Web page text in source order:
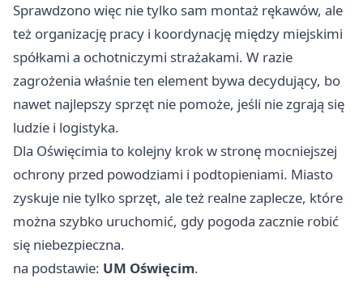
Sprawdzono więc nie tylko sam montaż rękawów, ale
też organizację pracy i koordynację między miejskimi
spółkami a ochotniczymi strażakami. W razie
zagrożenia właśnie ten element bywa decydujący, bo
nawet najlepszy sprzęt nie pomoże, jeśli nie zgrają się
ludzie i logistyka.
Dla Oświęcimia to kolejny krok w stronę mocniejszej
ochrony przed powodziami i podtopieniami. Miasto
zyskuje nie tylko sprzęt, ale też realne zaplecze, które
można szybko uruchomić, gdy pogoda zacznie robić
się niebezpieczna.
na podstawie: UM Oświęcim.